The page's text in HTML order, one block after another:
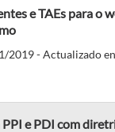
e TAEs para o
2019 - Actualizado
e PDI com